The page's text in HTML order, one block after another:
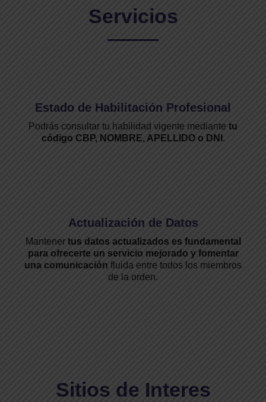
Servicios
Estado de Habilitación Profesional
Podrás consultar tu habilidad vigente mediante tu
código CBP, NOMBRE, APELLIDO o DNI .
Actualización de Datos
Mantenertus datos actualizados es fundamental
para ofrecerte un servicio mejorado y fomentar
una comunicación fluida entre todos los miembros
de la orden.
Sitios de Interes